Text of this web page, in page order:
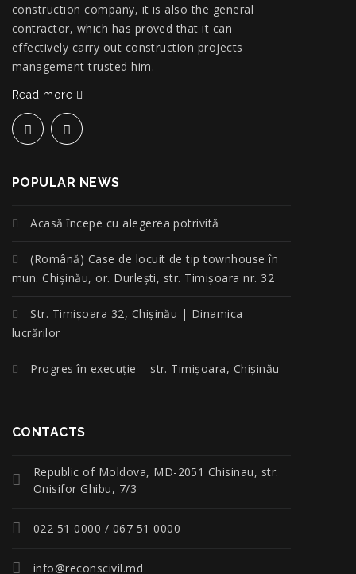
construction company, it is also the general
contractor, which has proved that it can
effectively carry out construction projects
management trusted him.
Read more
POPULAR NEWS
Acasă începe cu alegerea potrivită
(Română) Case de locuit de tip townhouse în
mun. Chișinău, or. Durlești, str. Timișoara nr. 32
Str. Timișoara 32, Chișinău | Dinamica
lucrărilor
Progres în execuție – str. Timișoara, Chișinău
CONTACTS
Republic of Moldova, MD-2051 Chisinau, str.
Onisifor Ghibu, 7/3
022 51 0000 / 067 51 0000
info@reconscivil.md